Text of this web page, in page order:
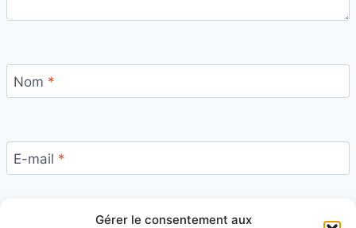
Gérer le consentement aux
Nom *
E-mail *